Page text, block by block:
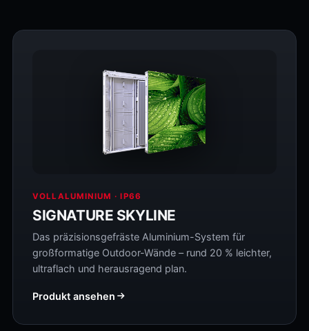
VOLLALUMINIUM · IP66
SIGNATURE SKYLINE
Das präzisionsgefräste Aluminium-System für
großformatige Outdoor-Wände – rund 20 % leichter,
ultraflach und herausragend plan.
Produkt ansehen